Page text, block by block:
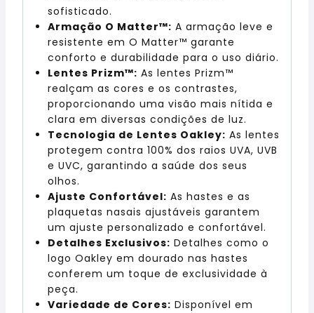
sofisticado.
Armação O Matter™: A armação leve e
resistente em O Matter™ garante
conforto e durabilidade para o uso diário.
Lentes Prizm™: As lentes Prizm™
realçam as cores e os contrastes,
proporcionando uma visão mais nítida e
clara em diversas condições de luz.
Tecnologia de Lentes Oakley: As lentes
protegem contra 100% dos raios UVA, UVB
e UVC, garantindo a saúde dos seus
olhos.
Ajuste Confortável: As hastes e as
plaquetas nasais ajustáveis garantem
um ajuste personalizado e confortável.
Detalhes Exclusivos: Detalhes como o
logo Oakley em dourado nas hastes
conferem um toque de exclusividade à
peça.
Variedade de Cores: Disponível em